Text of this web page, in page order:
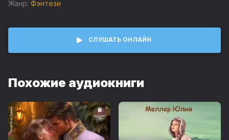
© Юлия Меллер
Жанр: Фэнтези
СЛУШАТЬ ОНЛАЙН
Похожие аудиокниги